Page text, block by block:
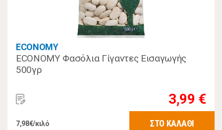
ECONOMY
ECONOMY Φασόλια Γίγαντες Εισαγωγής
500γρ
3,99 €
7,98€/κιλό ΣΤΟ ΚΑΛΑΘΙ